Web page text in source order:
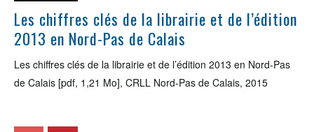
Les chiffres clés de la librairie et de l’édition
2013 en Nord-Pas de Calais
Les chiffres clés de la librairie et de l’édition 2013 en Nord-Pas
de Calais [pdf, 1,21 Mo], CRLL Nord-Pas de Calais, 2015